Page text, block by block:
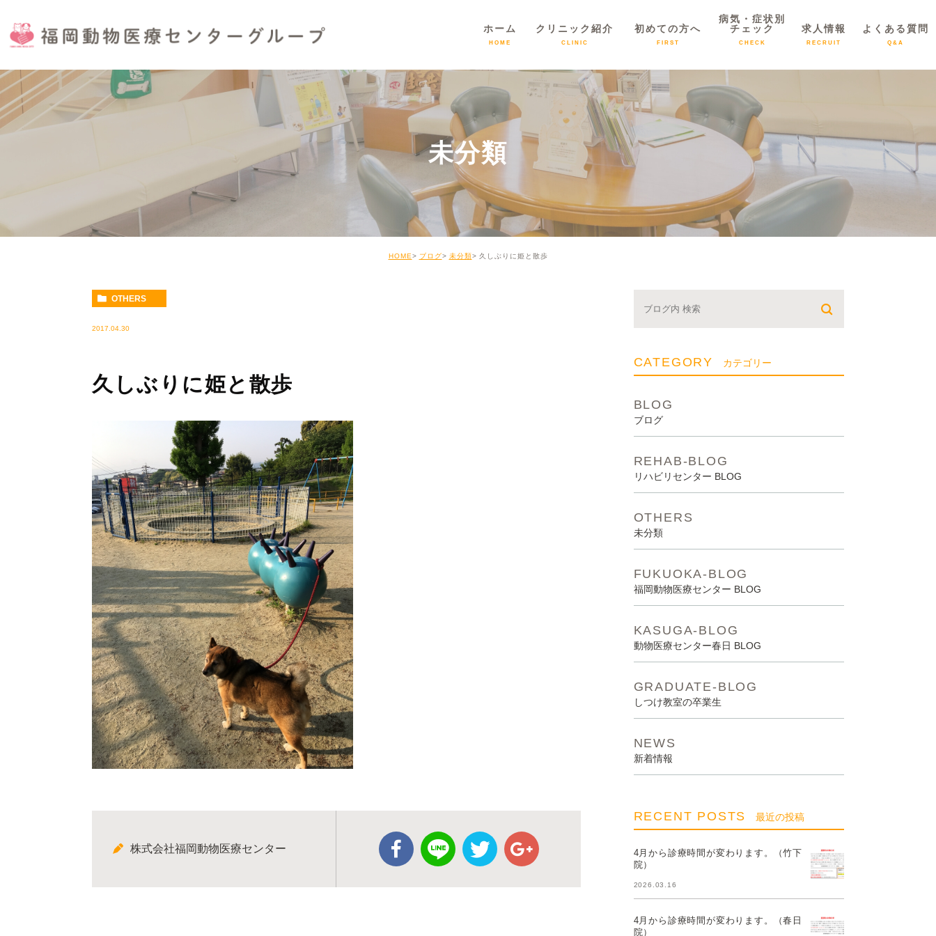
ホーム
HOME
クリニック紹介
CLINIC
初めての方へ
FIRST
病気・症状別
チェック
CHECK
求人情報
RECRUIT
よくある質問
Q&A
未分類
HOME ブログ 未分類 久しぶりに姫と散歩
OTHERS
2017.04.30
久しぶりに姫と散歩
株式会社福岡動物医療センター
CATEGORY カテゴリー
BLOG
ブログ
REHAB-BLOG
リハビリセンター BLOG
OTHERS
未分類
FUKUOKA-BLOG
福岡動物医療センター BLOG
KASUGA-BLOG
動物医療センター春日 BLOG
GRADUATE-BLOG
しつけ教室の卒業生
NEWS
新着情報
RECENT POSTS 最近の投稿
4月から診療時間が変わります。（竹下
院）
2026.03.16
4月から診療時間が変わります。（春日
院）